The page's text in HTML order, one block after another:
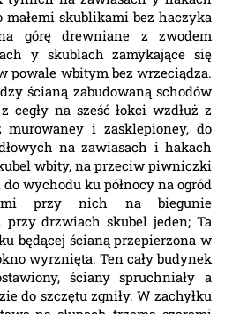
skublikami bez haczyka
górę drewniane z zwodem
y skublach zamykające się
powale wbitym bez wrzeciądza.
ścianą zabudowaną schodów
na sześć łokci wzdłuż z
i zasklepioney, do
na zawiasach i hakach
wbity, na przeciw piwniczki
wychodu ku północy na ogród
przy nich na biegunie
przy drzwiach skubel jeden; Ta
będącej ścianą przepierzona w
wyrznięta. Ten cały budynek
ściany spruchniały a
do szczętu zgniły. W zachyłku